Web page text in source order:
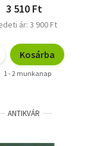
3 510 Ft
ár: 3 900 Ft
Kosárba
1 - 2 munkanap
ANTIKVÁR